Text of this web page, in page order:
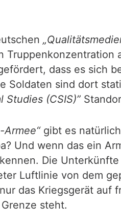
dass es sich
Soldaten sind dort
Studies (CSIS)”
Armee“gibt es
Und wenn das ein
Die
Luftlinie von dem
das Kriegsgerät
steht.